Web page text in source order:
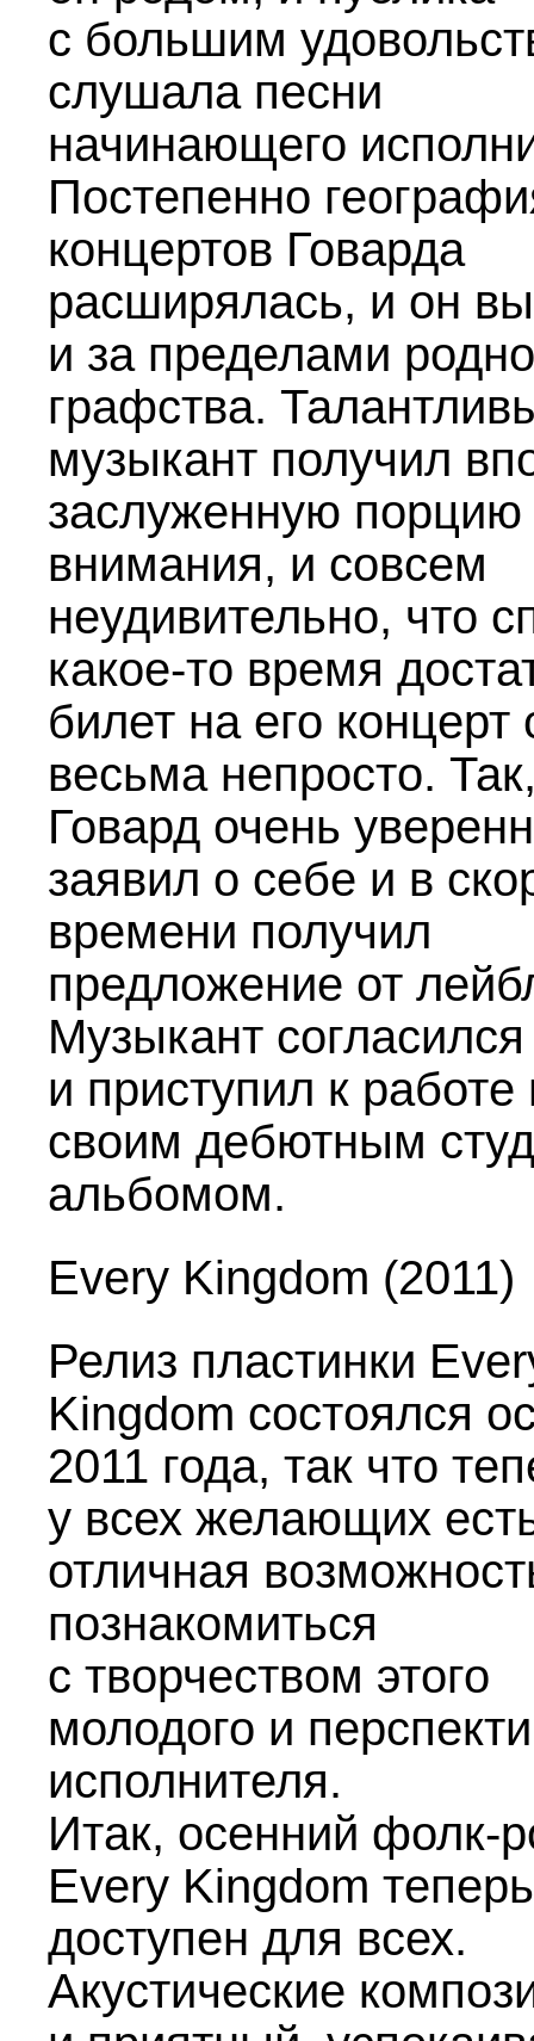
с большим
слушала песни
начинающего
Постепенно
концертов Говарда
расширялась, и он
и за пределами
графства.
музыкант получил
заслуженную порцию
внимания, и совсем
неудивительно, что
какое-то время
билет на его концерт
весьма непросто.
Говард очень
заявил о себе и в
времени получил
предложение от
Музыкант согласился
и приступил к работе
своим дебютным
альбомом.
Every Kingdom (2011)
Релиз пластинки
Kingdom состоялся
2011 года, так что
у всех желающих
отличная
познакомиться
с творчеством этого
молодого и
исполнителя.
Итак, осенний фолк-
Every Kingdom теперь
доступен для всех.
Акустические